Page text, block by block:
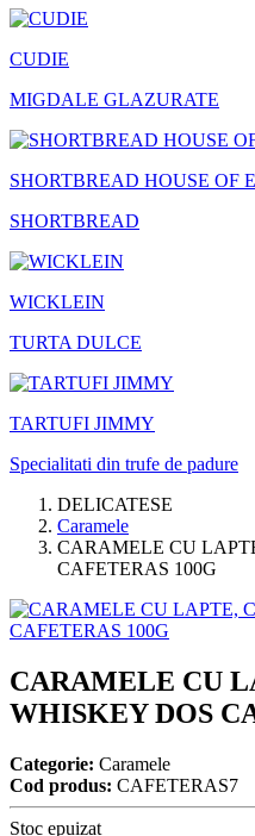
CUDIE
MIGDALE GLAZURATE
SHORTBREAD HOUSE OF
SHORTBREAD
WICKLEIN
TURTA DULCE
TARTUFI JIMMY
Specialitati din trufe de padure
DELICATESE
Caramele
CARAMELE CU
CAFETERAS 100G
CARAMELE CU
WHISKEY DOS
Categorie: Caramele
Cod produs: CAFETERAS7
Stoc epuizat